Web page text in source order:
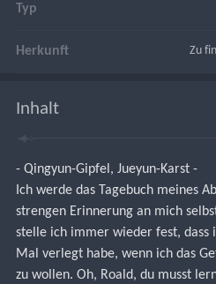
Typ
Herkunft Zu
Inhalt
- Qingyun-Gipfel, Jueyun-Karst -
Ich werde das Tagebuch meines
strengen Erinnerung an mich
stelle ich immer wieder fest, dass
Mal verlegt habe, wenn ich das
zu wollen. Oh, Roald, du musst